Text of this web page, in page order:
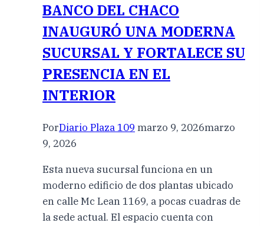
BANCO DEL CHACO
INAUGURÓ UNA MODERNA
SUCURSAL Y FORTALECE SU
PRESENCIA EN EL
INTERIOR
PorDiario Plaza 109 marzo 9, 2026marzo
9, 2026
Esta nueva sucursal funciona en un
moderno edificio de dos plantas ubicado
en calle Mc Lean 1169, a pocas cuadras de
la sede actual. El espacio cuenta con